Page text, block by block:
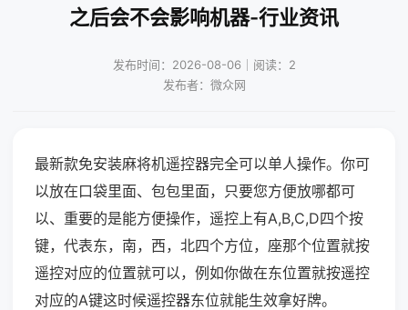
之后会不会影响机器-行业资讯
发布时间：2026-08-06｜阅读：2
发布者：微众网
最新款免安装麻将机遥控器完全可以单人操作。你可
以放在口袋里面、包包里面，只要您方便放哪都可
以、重要的是能方便操作，遥控上有A,B,C,D四个按
键，代表东，南，西，北四个方位，座那个位置就按
遥控对应的位置就可以，例如你做在东位置就按遥控
对应的A键这时候遥控器东位就能生效拿好牌。